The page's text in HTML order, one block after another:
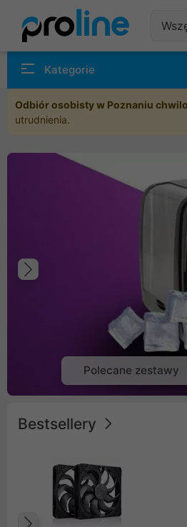
Kategorie
Odbiór osobisty w Poznaniu
utrudnienia.
Poprzedni
Polecane zestawy
Bestsellery